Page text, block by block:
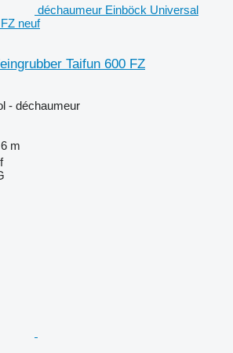
déchaumeur Einböck Universal
neuf
Taifun 600 FZ
- déchaumeur
6 m